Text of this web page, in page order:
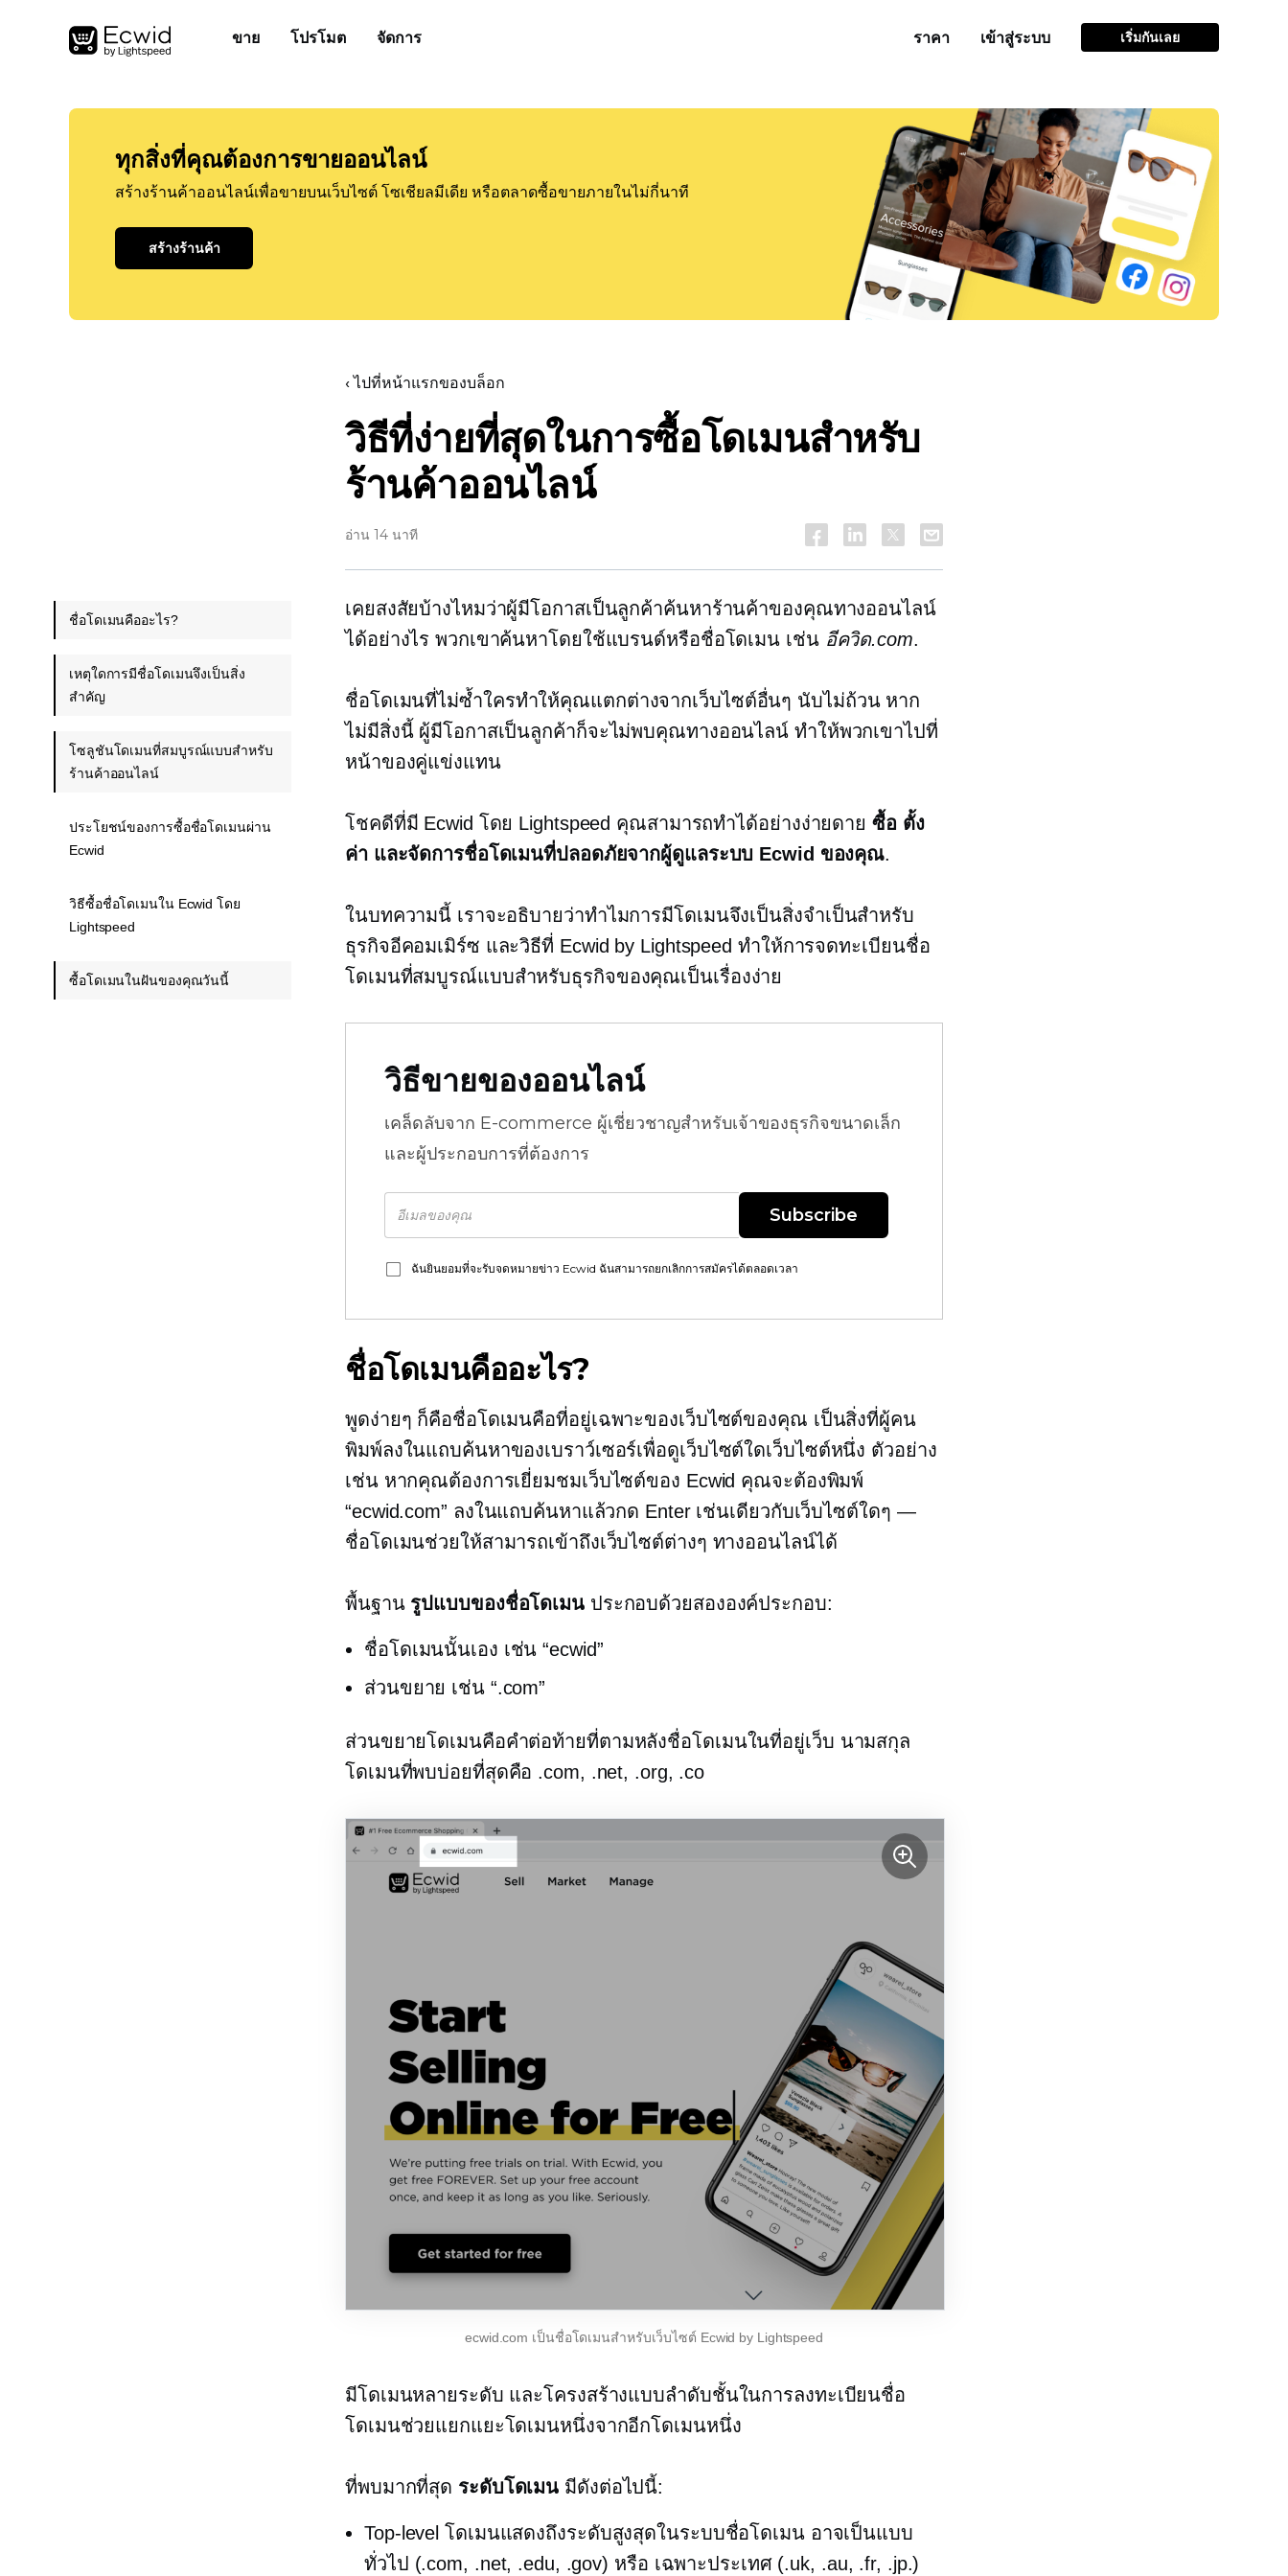
ขาย โปรโมต จัดการ ราคา เข้าสู่ระบบ เริ่มกันเลย
ทุกสิ่งที่คุณต้องการขายออนไลน์
สร้างร้านค้าออนไลน์เพื่อขายบนเว็บไซต์ โซเชียลมีเดีย หรือตลาดซื้อขายภายในไม่กี่นาที
สร้างร้านค้า
‹ ไปที่หน้าแรกของบล็อก
วิธีที่ง่ายที่สุดในการซื้อโดเมนสำหรับ
ร้านค้าออนไลน์
อ่าน 14 นาที
เคยสงสัยบ้างไหมว่าผู้มีโอกาสเป็นลูกค้าค้นหาร้านค้าของคุณทางออนไลน์
ได้อย่างไร พวกเขาค้นหาโดยใช้แบรนด์หรือชื่อโดเมน เช่น อีควิด.com.
ชื่อโดเมนที่ไม่ซ้ำใครทำให้คุณแตกต่างจากเว็บไซต์อื่นๆ นับไม่ถ้วน หาก
ไม่มีสิ่งนี้ ผู้มีโอกาสเป็นลูกค้าก็จะไม่พบคุณทางออนไลน์ ทำให้พวกเขาไปที่
หน้าของคู่แข่งแทน
โชคดีที่มี Ecwid โดย Lightspeed คุณสามารถทำได้อย่างง่ายดาย ซื้อ ตั้ง
ค่า และจัดการชื่อโดเมนที่ปลอดภัยจากผู้ดูแลระบบ Ecwid ของคุณ.
ในบทความนี้ เราจะอธิบายว่าทำไมการมีโดเมนจึงเป็นสิ่งจำเป็นสำหรับ
ธุรกิจอีคอมเมิร์ซ และวิธีที่ Ecwid by Lightspeed ทำให้การจดทะเบียนชื่อ
โดเมนที่สมบูรณ์แบบสำหรับธุรกิจของคุณเป็นเรื่องง่าย
วิธีขายของออนไลน์
เคล็ดลับจาก E-commerce ผู้เชี่ยวชาญสำหรับเจ้าของธุรกิจขนาดเล็ก
และผู้ประกอบการที่ต้องการ
Subscribe
ฉันยินยอมที่จะรับจดหมายข่าว Ecwid ฉันสามารถยกเลิกการสมัครได้ตลอดเวลา
ชื่อโดเมนคืออะไร?
พูดง่ายๆ ก็คือชื่อโดเมนคือที่อยู่เฉพาะของเว็บไซต์ของคุณ เป็นสิ่งที่ผู้คน
พิมพ์ลงในแถบค้นหาของเบราว์เซอร์เพื่อดูเว็บไซต์ใดเว็บไซต์หนึ่ง ตัวอย่าง
เช่น หากคุณต้องการเยี่ยมชมเว็บไซต์ของ Ecwid คุณจะต้องพิมพ์
“ecwid.com” ลงในแถบค้นหาแล้วกด Enter เช่นเดียวกับเว็บไซต์ใดๆ —
ชื่อโดเมนช่วยให้สามารถเข้าถึงเว็บไซต์ต่างๆ ทางออนไลน์ได้
พื้นฐาน รูปแบบของชื่อโดเมนประกอบด้วยสององค์ประกอบ:
ชื่อโดเมนนั้นเอง เช่น “ecwid”
ส่วนขยาย เช่น “.com”
ส่วนขยายโดเมนคือคำต่อท้ายที่ตามหลังชื่อโดเมนในที่อยู่เว็บ นามสกุล
โดเมนที่พบบ่อยที่สุดคือ .com, .net, .org, .co
ecwid.com เป็นชื่อโดเมนสำหรับเว็บไซต์ Ecwid by Lightspeed
มีโดเมนหลายระดับ และโครงสร้างแบบลำดับชั้นในการลงทะเบียนชื่อ
โดเมนช่วยแยกแยะโดเมนหนึ่งจากอีกโดเมนหนึ่ง
ที่พบมากที่สุด ระดับโดเมน มีดังต่อไปนี้:
Top-level โดเมนแสดงถึงระดับสูงสุดในระบบชื่อโดเมน อาจเป็นแบบ
ทั่วไป (.com, .net, .edu, .gov) หรือ เฉพาะประเทศ(.uk, .au, .fr, .jp.)
ชื่อโดเมนคืออะไร?
เหตุใดการมีชื่อโดเมนจึงเป็นสิ่ง
สำคัญ
โซลูชันโดเมนที่สมบูรณ์แบบสำหรับ
ร้านค้าออนไลน์
ประโยชน์ของการซื้อชื่อโดเมนผ่าน
Ecwid
วิธีซื้อชื่อโดเมนใน Ecwid โดย
Lightspeed
ซื้อโดเมนในฝันของคุณวันนี้